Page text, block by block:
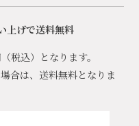
上げで送料無料
税込）となります。
合は、送料無料となりま